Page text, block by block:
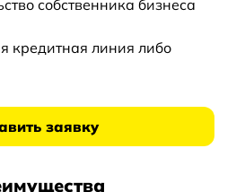
собственника бизнеса
кредитная линия либо
заявку